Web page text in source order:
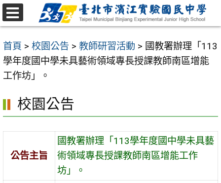
跳
至
要
內
容
首頁 > 校園公告 > 教師研習活動 > 國教署辦理「113
學年度國中學未具藝術領域專長授課教師南區增能
工作坊」。
校園公告
公告主旨
國教署辦理「113學年度國中學未具藝
術領域專長授課教師南區增能工作
坊」。
選
單